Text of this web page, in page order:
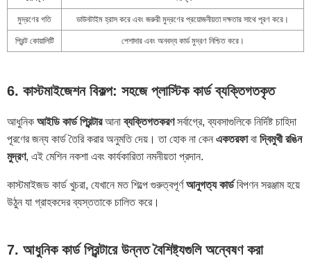
মুদ্রণের গতি ডাউনটাইম হ্রাস করে এবং জরুরী মুদ্রণের প্রয়োজনীয়তা দক্ষতার সাথে পূরণ করে।
প্রিন্ট কোয়ালিটি পেশাদার এবং অনবদ্য কার্ড মুদ্রণ নিশ্চিত করে।
6. কাস্টমাইজেশন বিকল্প: সহজে প্লাস্টিক কার্ড ব্যক্তিগতকৃত
আধুনিক আইডি কার্ড প্রিন্টারআনাব্যক্তিগতকরণসর্বাগ্রে, ব্যবসাগুলিকে নির্দিষ্ট চাহিদা
পূরণের জন্য কার্ড তৈরি করার অনুমতি দেয়। তা হোক না কেন একতরফাবা দ্বিমুখী রঙিন
মুদ্রণ, এই মেশিন নকশা এবং কার্যকারিতা নমনীয়তা প্রদান.
কাস্টমাইজড কার্ড খুচরা, যেখানে মত শিল্পে গুরুত্বপূর্ণআনুগত্য কার্ডবিপণন সরঞ্জাম হয়ে
উঠুন যা গ্রাহকদের ব্যস্ততাকে চালিত করে।
7. আধুনিক কার্ড প্রিন্টারে উন্নত বৈশিষ্ট্যগুলি অন্বেষণ করা